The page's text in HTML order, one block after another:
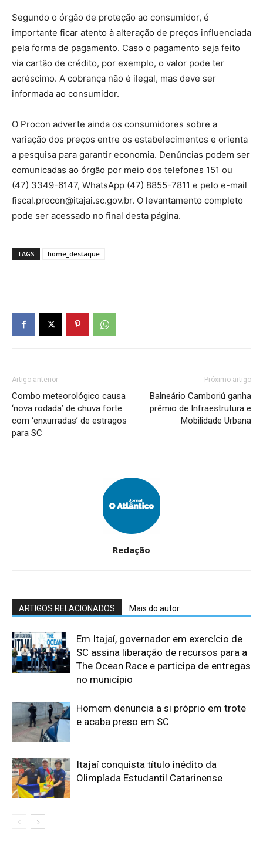
Segundo o órgão de proteção ao consumidor, é
importante ficar atento à alteração de preços influenciada
pela forma de pagamento. Caso o pagamento seja feito
via cartão de crédito, por exemplo, o valor pode ter
acréscimo. A cobrança não é ilegal, mas deve ser
informada ao consumidor.
O Procon adverte ainda os consumidores sobre a
variação dos preços entre os estabelecimentos e orienta
a pesquisa para garantir economia. Denúncias podem ser
comunicadas ao órgão por meio dos telefones 151 ou
(47) 3349-6147, WhatsApp (47) 8855-7811 e pelo e-mail
fiscal.procon@itajai.sc.gov.br. O levantamento completo
pode ser acessado no final desta página.
TAGS home_destaque
Artigo anterior
Combo meteorológico causa
‘nova rodada’ de chuva forte
com ‘enxurradas’ de estragos
para SC
Próximo artigo
Balneário Camboriú ganha
prêmio de Infraestrutura e
Mobilidade Urbana
Redação
ARTIGOS RELACIONADOS Mais do autor
Em Itajaí, governador em exercício de
SC assina liberação de recursos para a
The Ocean Race e participa de entregas
no município
Homem denuncia a si próprio em trote
e acaba preso em SC
Itajaí conquista título inédito da
Olimpíada Estudantil Catarinense